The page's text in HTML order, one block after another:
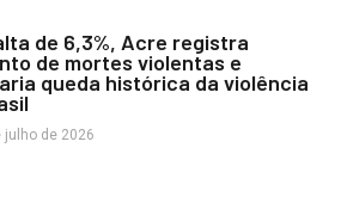
de 6,3%, Acre registra
de mortes violentas e
queda histórica da violência
julho de 2026